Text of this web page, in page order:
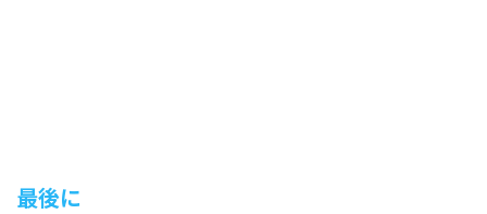
最後に